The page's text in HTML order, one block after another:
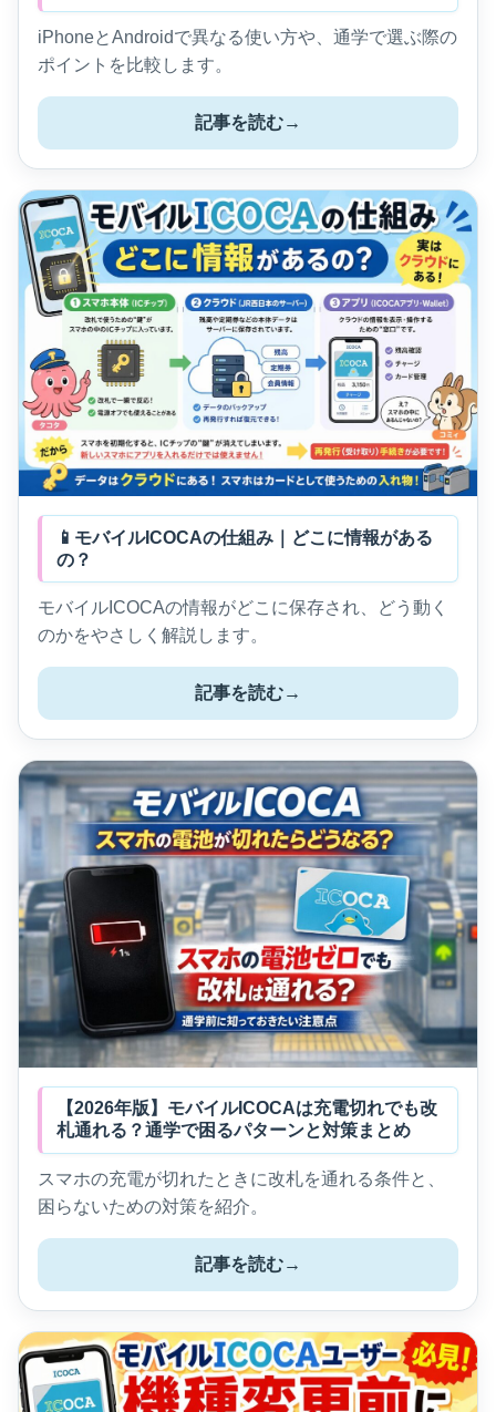
iPhoneとAndroidで異なる使い方や、通学で選ぶ際の
ポイントを比較します。
記事を読む→
📱モバイルICOCAの仕組み｜どこに情報がある
の？
モバイルICOCAの情報がどこに保存され、どう動く
のかをやさしく解説します。
記事を読む→
【2026年版】モバイルICOCAは充電切れでも改
札通れる？通学で困るパターンと対策まとめ
スマホの充電が切れたときに改札を通れる条件と、
困らないための対策を紹介。
記事を読む→